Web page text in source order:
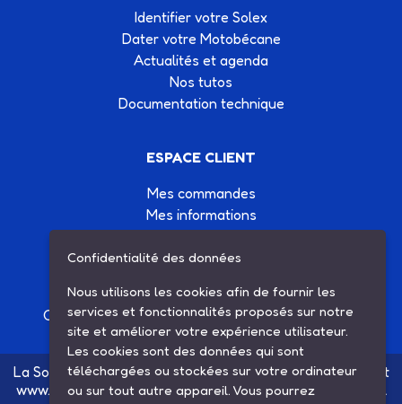
Identifier votre Solex
Dater votre Motobécane
Actualités et agenda
Nos tutos
Documentation technique
ESPACE CLIENT
Mes commandes
Mes informations
Conditions générales de vente
Création site Internet Factor’IT|Mentions légales
La Société SARL ETS MAUGER, exploitante du site internet
www.ets-mauger.com, n'a aucun lien juridique, commercial
Confidentialité des données
Nous utilisons les cookies afin de fournir les
services et fonctionnalités proposés sur notre
site et améliorer votre expérience utilisateur.
Les cookies sont des données qui sont
téléchargées ou stockées sur votre ordinateur
ou sur tout autre appareil. Vous pourrez